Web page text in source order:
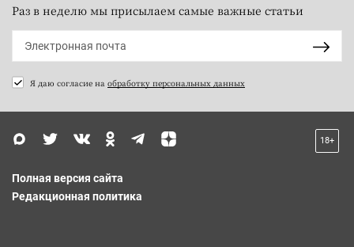
Раз в неделю мы присылаем самые важные статьи
Я даю согласие на обработку персональных данных
18+
Полная версия сайта
Редакционная политика